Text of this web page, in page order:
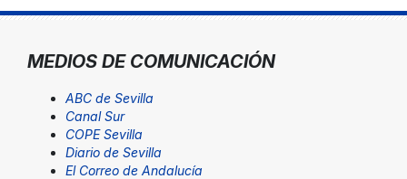
MEDIOS DE COMUNICACIÓN
ABC de Sevilla
Canal Sur
COPE Sevilla
Diario de Sevilla
El Correo de Andalucía